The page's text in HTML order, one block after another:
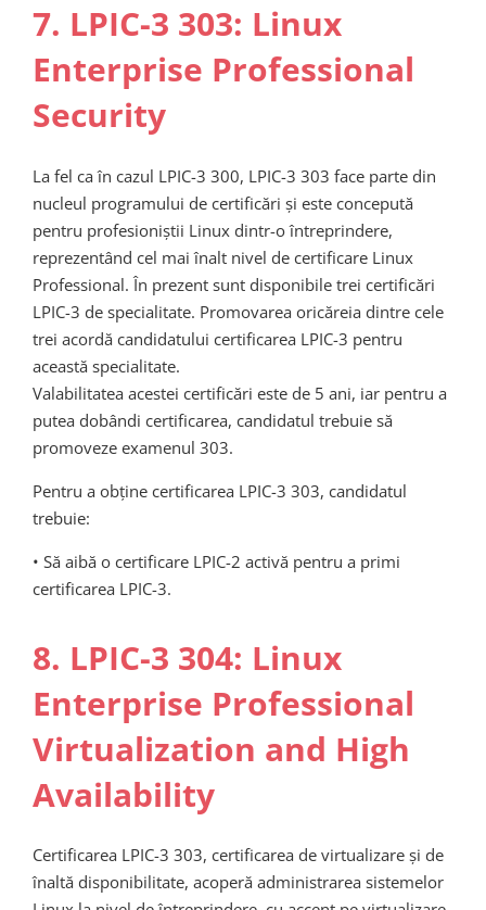
7. LPIC-3 303: Linux
Enterprise Professional
Security
La fel ca în cazul LPIC-3 300, LPIC-3 303 face parte din
nucleul programului de certificări și este concepută
pentru profesioniștii Linux dintr-o întreprindere,
reprezentând cel mai înalt nivel de certificare Linux
Professional. În prezent sunt disponibile trei certificări
LPIC-3 de specialitate. Promovarea oricăreia dintre cele
trei acordă candidatului certificarea LPIC-3 pentru
această specialitate.
Valabilitatea acestei certificări este de 5 ani, iar pentru a
putea dobândi certificarea, candidatul trebuie să
promoveze examenul 303.
Pentru a obține certificarea LPIC-3 303, candidatul
trebuie:
• Să aibă o certificare LPIC-2 activă pentru a primi
certificarea LPIC-3.
8. LPIC-3 304: Linux
Enterprise Professional
Virtualization and High
Availability
Certificarea LPIC-3 303, certificarea de virtualizare și de
înaltă disponibilitate, acoperă administrarea sistemelor